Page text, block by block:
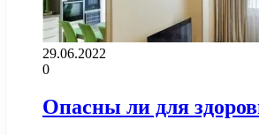
29.06.2022
0
Опасны ли для